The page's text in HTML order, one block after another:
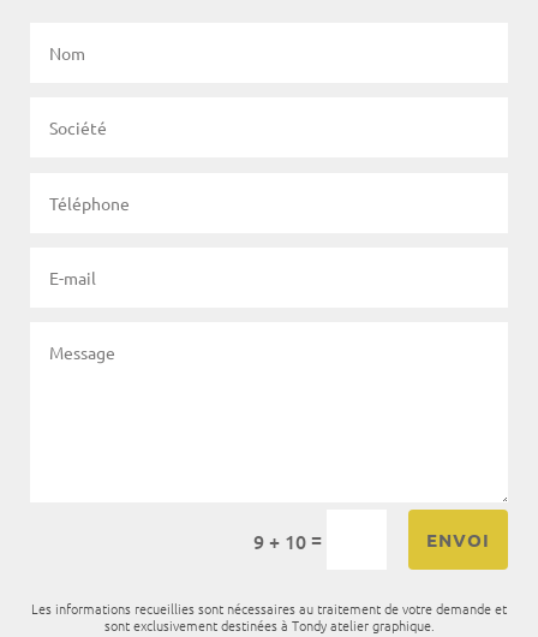
9 + 10= ENVOI
Les informations recueillies sont nécessaires au traitement de votre demande et
sont exclusivement destinées à Tondy atelier graphique.